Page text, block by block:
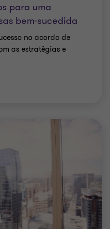
para uma
bem-sucedida
no acordo de
as estratégias e